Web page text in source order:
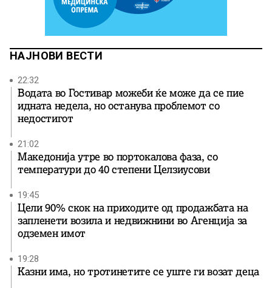
НАЈНОВИ ВЕСТИ
22:32
Водата во Гостивар можеби ќе може да се пие
идната недела, но останува проблемот со
недостигот
21:02
Македонија утре во портокалова фаза, со
температури до 40 степени Целзиусови
19:45
Цели 90% скок на приходите од продажбата на
запленети возила и недвижнини во Агенција за
одземен имот
19:28
Казни има, но тротинетите се уште ги возат деца